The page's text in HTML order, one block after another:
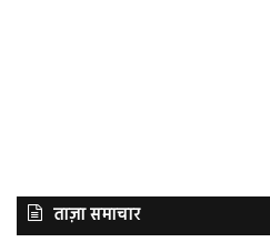
ताज़ा समाचार